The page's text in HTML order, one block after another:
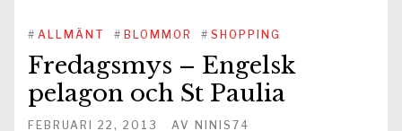
# ALLMÄNT # BLOMMOR # SHOPPING
Fredagsmys – Engelsk
pelagon och St Paulia
FEBRUARI 22, 2013 AV NINIS74